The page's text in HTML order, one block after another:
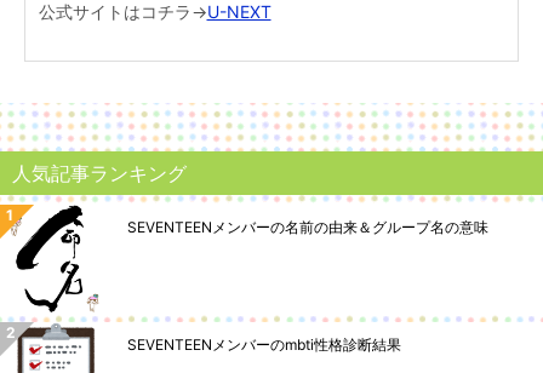
公式サイトはコチラ→U-NEXT
人気記事ランキング
SEVENTEENメンバーの名前の由来＆グループ名の意味
SEVENTEENメンバーのmbti性格診断結果